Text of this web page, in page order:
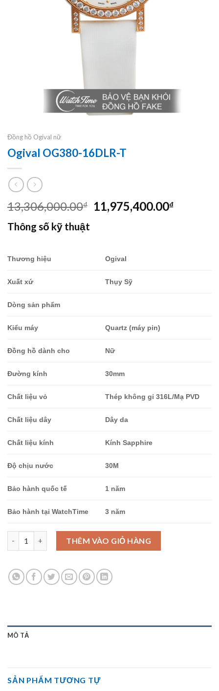
Đồng hồ Ogival nữ
Ogival OG380-16DLR-T
13,306,000.00₫
Giá
gốc
11,975,400.00₫Giá
Thông số kỹ thuật
Thương hiệu Ogival
Xuất xứ Thụy Sỹ
Dòng sản phẩm
Kiểu máy Quartz (máy pin)
Đồng hồ dành cho Nữ
Đường kính 30mm
Chất liệu vỏ Thép không gỉ 316L/Mạ PVD
Chất liệu dây Dây da
Chất liệu kính Kính Sapphire
Độ chịu nước 30M
Bảo hành quốc tế 1 năm
Bảo hành tại WatchTime 3 năm
Ogival OG380-16DLR-T số lượng
THÊM VÀO GIỎ HÀNG
MÔ TẢ
SẢN PHẨM TƯƠNG TỰ